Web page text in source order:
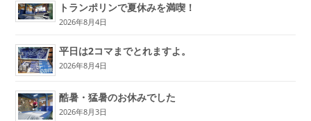
トランポリンで夏休みを満喫！
2026年8月4日
平日は2コマまでとれますよ。
2026年8月4日
酷暑・猛暑のお休みでした
2026年8月3日